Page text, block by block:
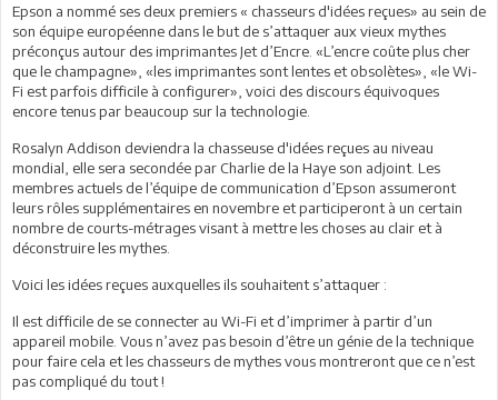
Epson a nommé ses deux premiers « chasseurs d'idées reçues» au sein de
son équipe européenne dans le but de s’attaquer aux vieux mythes
préconçus autour des imprimantes Jet d’Encre. «L’encre coûte plus cher
que le champagne», «les imprimantes sont lentes et obsolètes», «le Wi-
Fi est parfois difficile à configurer», voici des discours équivoques
encore tenus par beaucoup sur la technologie.
Rosalyn Addison deviendra la chasseuse d'idées reçues au niveau
mondial, elle sera secondée par Charlie de la Haye son adjoint. Les
membres actuels de l’équipe de communication d’Epson assumeront
leurs rôles supplémentaires en novembre et participeront à un certain
nombre de courts-métrages visant à mettre les choses au clair et à
déconstruire les mythes.
Voici les idées reçues auxquelles ils souhaitent s’attaquer :
Il est difficile de se connecter au Wi-Fi et d’imprimer à partir d’un
appareil mobile. Vous n’avez pas besoin d’être un génie de la technique
pour faire cela et les chasseurs de mythes vous montreront que ce n’est
pas compliqué du tout !